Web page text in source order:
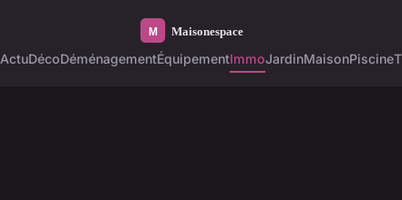
ActuDécoDéménagementÉquipementImmoJardinMaisonPiscine